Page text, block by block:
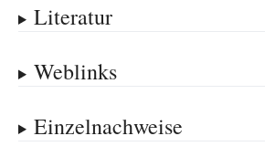
Literatur
Weblinks
Einzelnachweise